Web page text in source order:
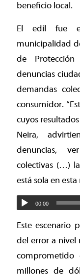
beneficio local.
El edil fue
municipalidad
de Protección
denuncias
demandas
consumidor.
cuyos
Neira,
denuncias,
colectivas (…)
está sola en esta
00:00
Este escenario
del error a nivel
comprometido
millones de